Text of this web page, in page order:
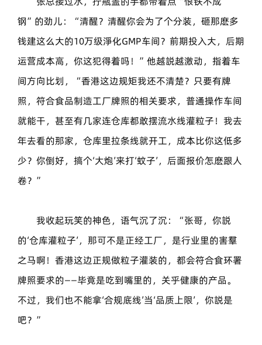
钢”的劲儿：“清醒？清醒你会为了个分装，砸那麽多
钱建这么大的10万级淨化GMP车间？前期投入大，后期
运营成本高，你这犯得着吗！”他越説越激动，指着车
间方向比划，“香港这边规矩我还不清楚？只要有牌
照，符合食品制造工厂牌照的相关要求，普通操作车间
就能干，甚至有几家连仓库都敢摆流水线灌粒子！我去
年去看的那家，仓库里拉条线就开工，成本比你这低多
少？你倒好，搞个‘大炮’来打‘蚊子’，后面报价怎麽跟人
卷？”
我收起玩笑的神色，语气沉了沉：“张哥，你説
的‘仓库灌粒子’，那可不是正经工厂，是行业里的害羣
之马啊！香港这边正规做粒子灌装的，都会符合食环署
牌照要求的——毕竟是吃到嘴里的，关乎健康的产品。
不过，我们也不能拿‘合规底线’当‘品质上限’，你説是
吧？”